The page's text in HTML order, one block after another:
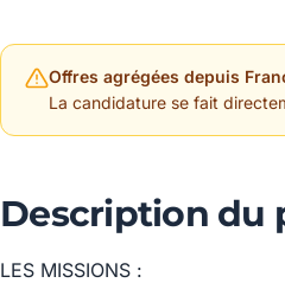
Offres agrégées depuis
La candidature se fait
Description du
LES MISSIONS :